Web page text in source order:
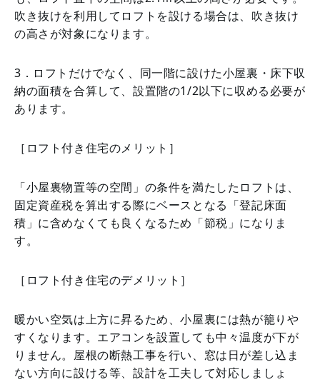
吹き抜けを利用してロフトを設ける場合は、吹き抜け
の高さが対象になります。
3．ロフトだけでなく、同一階に設けた小屋裏・床下収
納の面積を合算して、設置階の1/2以下に収める必要が
あります。
［ロフト付き住宅のメリット］
「小屋裏物置等の空間」の条件を満たしたロフトは、
固定資産税を算出する際にベースとなる「登記床面
積」に含めなくても良くなるため「節税」になりま
す。
［ロフト付き住宅のデメリット］
暖かい空気は上方に昇るため、小屋裏には熱が籠りや
すくなります。エアコンを設置しても中々温度が下が
りません。屋根の断熱工事を行い、窓は日が差し込ま
ない方向に設ける等、設計を工夫して対応しましょ